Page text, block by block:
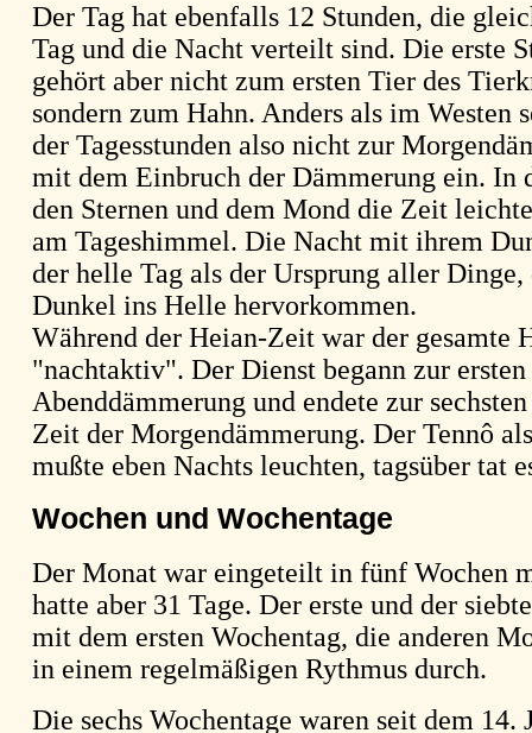
Der Tag hat ebenfalls 12 Stunden, die
Tag und die Nacht verteilt sind. Die erste
gehört aber nicht zum ersten Tier des
sondern zum Hahn. Anders als im Westen
der Tagesstunden also nicht zur
mit dem Einbruch der Dämmerung ein. In
den Sternen und dem Mond die Zeit
am Tageshimmel. Die Nacht mit ihrem
der helle Tag als der Ursprung aller Dinge,
Dunkel ins Helle hervorkommen.
Während der Heian-Zeit war der gesamte
"nachtaktiv". Der Dienst begann zur
Abenddämmerung und endete zur
Zeit der Morgendämmerung. Der Tennô
mußte eben Nachts leuchten, tagsüber tat
Wochen und Wochentage
Der Monat war eingeteilt in fünf Wochen
hatte aber 31 Tage. Der erste und der
mit dem ersten Wochentag, die anderen
in einem regelmäßigen Rythmus durch.
Die sechs Wochentage waren seit dem 14.